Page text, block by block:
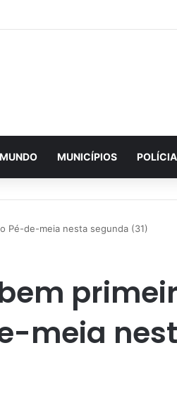
MUNDO MUNICÍPIOS POLÍCIA
Pé-de-meia nesta segunda (31)
meia